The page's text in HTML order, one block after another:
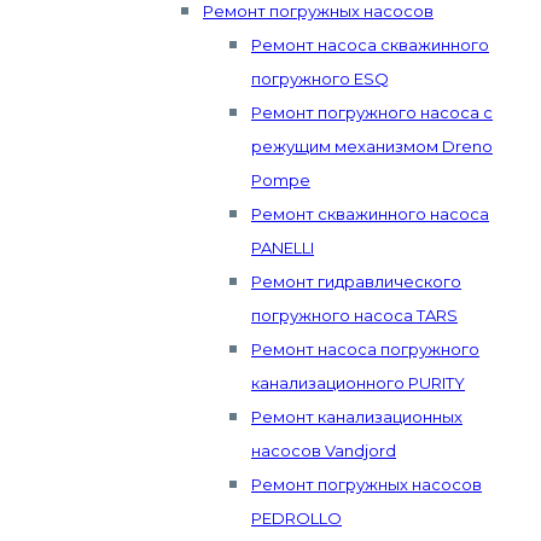
Ремонт погружных насосов
Ремонт насоса скважинного
погружного ESQ
Ремонт погружного насоса с
режущим механизмом Dreno
Pompe
Ремонт скважинного насоса
PANELLI
Ремонт гидравлического
погружного насоса TARS
Ремонт насоса погружного
канализационного PURITY
Ремонт канализационных
насосов Vandjord
Ремонт погружных насосов
PEDROLLO